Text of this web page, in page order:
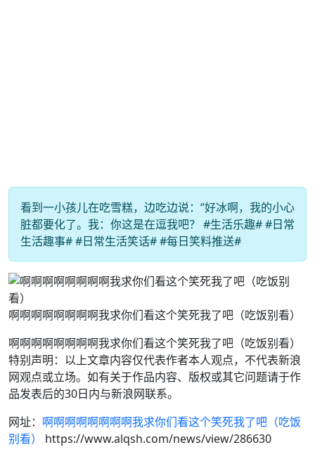
看到一小孩儿在吃雪糕，边吃边说：‘’好冰啊，我的小心
脏都要化了。我：你这是在逗我吧？ #生活乐趣# #日常
生活趣事# #日常生活笑话# #每日笑料推送#
啊啊啊啊啊啊啊啊我求你们看这个笑死我了吧（吃饭别看）
啊啊啊啊啊啊啊啊我求你们看这个笑死我了吧（吃饭别看）
特别声明：以上文章内容仅代表作者本人观点，不代表新浪
网观点或立场。如有关于作品内容、版权或其它问题请于作
品发表后的30日内与新浪网联系。
网址： 啊啊啊啊啊啊啊啊我求你们看这个笑死我了吧（吃饭
别看）
https://www.alqsh.com/news/view/286630